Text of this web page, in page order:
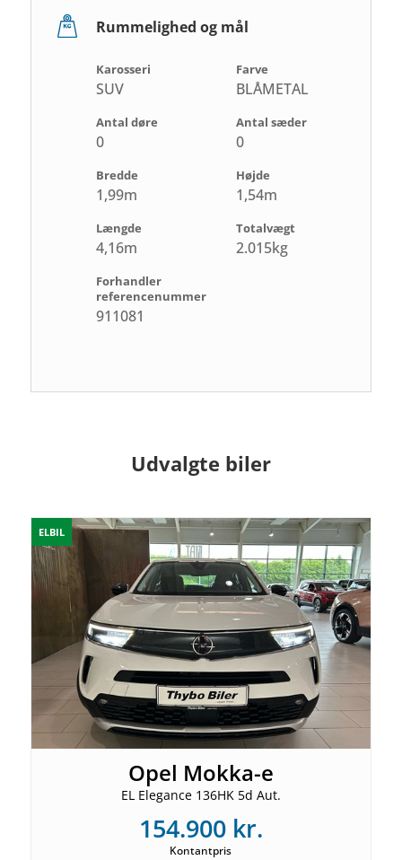
Rummelighed og mål
Karosseri
SUV
Farve
BLÅMETAL
Antal døre
0
Antal sæder
0
Bredde
1,99m
Højde
1,54m
Længde
4,16m
Totalvægt
2.015kg
Forhandler
referencenummer
911081
Udvalgte biler
ELBIL
Opel Mokka-e
EL Elegance 136HK 5d Aut.
154.900 kr.
Kontantpris